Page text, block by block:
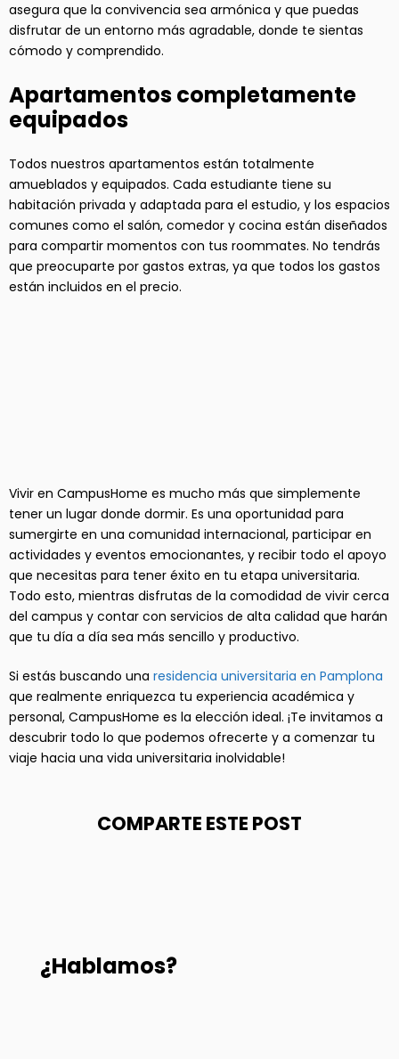
asegura que la convivencia sea armónica y que puedas
disfrutar de un entorno más agradable, donde te sientas
cómodo y comprendido.
Apartamentos completamente
equipados
Todos nuestros apartamentos están totalmente
amueblados y equipados. Cada estudiante tiene su
habitación privada y adaptada para el estudio, y los espacios
comunes como el salón, comedor y cocina están diseñados
para compartir momentos con tus roommates. No tendrás
que preocuparte por gastos extras, ya que todos los gastos
están incluidos en el precio.
Vivir en CampusHome es mucho más que simplemente
tener un lugar donde dormir. Es una oportunidad para
sumergirte en una comunidad internacional, participar en
actividades y eventos emocionantes, y recibir todo el apoyo
que necesitas para tener éxito en tu etapa universitaria.
Todo esto, mientras disfrutas de la comodidad de vivir cerca
del campus y contar con servicios de alta calidad que harán
que tu día a día sea más sencillo y productivo.
Si estás buscando una residencia universitaria en Pamplona
que realmente enriquezca tu experiencia académica y
personal, CampusHome es la elección ideal. ¡Te invitamos a
descubrir todo lo que podemos ofrecerte y a comenzar tu
viaje hacia una vida universitaria inolvidable!
COMPARTE ESTE POST
¿Hablamos?